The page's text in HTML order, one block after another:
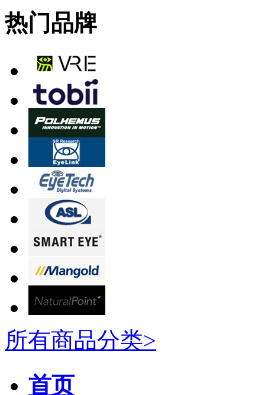
热门品牌
所有商品分类>
首页